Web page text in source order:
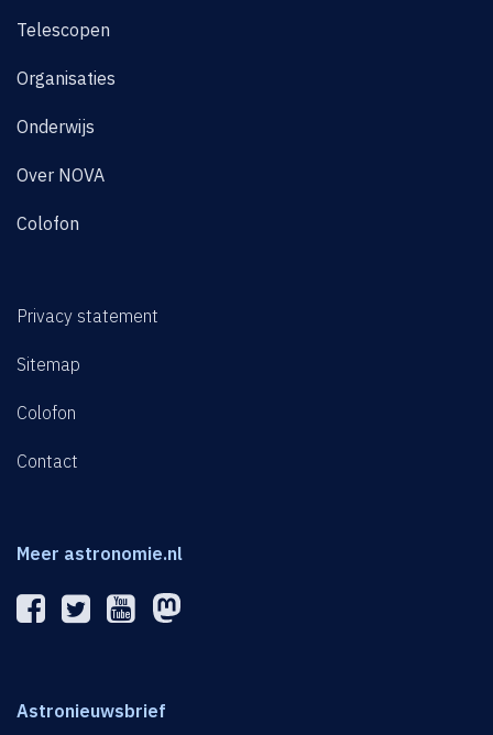
Telescopen
Organisaties
Onderwijs
Over NOVA
Colofon
Privacy statement
Sitemap
Colofon
Contact
Meer astronomie.nl
Astronieuwsbrief